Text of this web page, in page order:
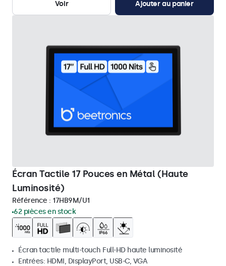
Voir Ajouter au panier
Écran Tactile 17 Pouces en Métal (Haute
Luminosité)
Référence : 17HB9M/U1
62 pièces en stock
Écran tactile multi-touch Full-HD haute luminosité
Entrées: HDMI, DisplayPort, USB-C, VGA